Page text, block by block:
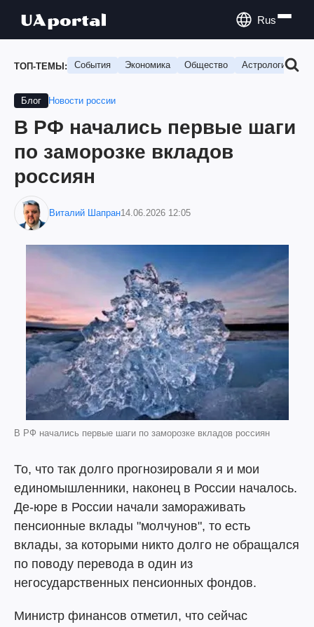
Rus
ТОП-ТЕМЫ: События Экономика Общество Астрология
Блог Новости россии
В РФ начались первые шаги
по заморозке вкладов
россиян
Виталий Шапран14.06.2026 12:05
В РФ начались первые шаги по заморозке вкладов россиян
То, что так долго прогнозировали я и мои
единомышленники, наконец в России началось.
Де-юре в России начали замораживать
пенсионные вклады "молчунов", то есть
вклады, за которыми никто долго не обращался
по поводу перевода в один из
негосударственных пенсионных фондов.
Министр финансов отметил, что сейчас